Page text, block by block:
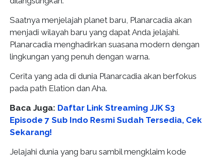
Saatnya menjelajah planet baru, Planarcadia akan
menjadi wilayah baru yang dapat Anda jelajahi.
Planarcadia menghadirkan suasana modern dengan
lingkungan yang penuh dengan warna.
Cerita yang ada di dunia Planarcadia akan berfokus
pada path Elation dan Aha.
Baca Juga: Daftar Link Streaming JJK S3
Episode 7 Sub Indo Resmi Sudah Tersedia, Cek
Sekarang!
Jelajahi dunia yang baru sambil mengklaim kode